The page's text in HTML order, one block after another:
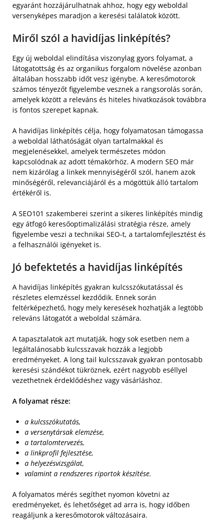
egyaránt hozzájárulhatnak ahhoz, hogy egy weboldal
versenyképes maradjon a keresési találatok között.
Miről szól a havidíjas linképítés?
Egy új weboldal elindítása viszonylag gyors folyamat, a
látogatottság és az organikus forgalom növelése azonban
általában hosszabb időt vesz igénybe. A keresőmotorok
számos tényezőt figyelembe vesznek a rangsorolás során,
amelyek között a releváns és hiteles hivatkozások továbbra
is fontos szerepet kapnak.
A havidíjas linképítés célja, hogy folyamatosan támogassa
a weboldal láthatóságát olyan tartalmakkal és
megjelenésekkel, amelyek természetes módon
kapcsolódnak az adott témakörhöz. A modern SEO már
nem kizárólag a linkek mennyiségéről szól, hanem azok
minőségéről, relevanciájáról és a mögöttük álló tartalom
értékéről is.
A SEO101 szakemberei szerint a sikeres linképítés mindig
egy átfogó keresőoptimalizálási stratégia része, amely
figyelembe veszi a technikai SEO-t, a tartalomfejlesztést és
a felhasználói igényeket is.
Jó befektetés a havidíjas linképítés
A havidíjas linképítés gyakran kulcsszókutatással és
részletes elemzéssel kezdődik. Ennek során
feltérképezhető, hogy mely keresések hozhatják a legtöbb
releváns látogatót a weboldal számára.
A tapasztalatok azt mutatják, hogy sok esetben nem a
legáltalánosabb kulcsszavak hozzák a legjobb
eredményeket. A long tail kulcsszavak gyakran pontosabb
keresési szándékot tükröznek, ezért nagyobb eséllyel
vezethetnek érdeklődéshez vagy vásárláshoz.
A folyamat része:
a kulcsszókutatás,
a versenytársak elemzése,
a tartalomtervezés,
a linkprofil fejlesztése,
a helyezésvizsgálat,
valamint a rendszeres riportok készítése.
A folyamatos mérés segíthet nyomon követni az
eredményeket, és lehetőséget ad arra is, hogy időben
reagáljunk a keresőmotorok változásaira.